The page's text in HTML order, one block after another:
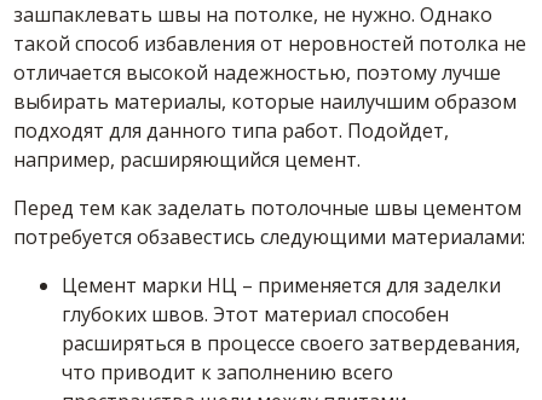
зашпаклевать швы на потолке, не нужно. Однако
такой способ избавления от неровностей потолка не
отличается высокой надежностью, поэтому лучше
выбирать материалы, которые наилучшим образом
подходят для данного типа работ. Подойдет,
например, расширяющийся цемент.
Перед тем как заделать потолочные швы цементом
потребуется обзавестись следующими материалами:
Цемент марки НЦ – применяется для заделки
глубоких швов. Этот материал способен
расширяться в процессе своего затвердевания,
что приводит к заполнению всего